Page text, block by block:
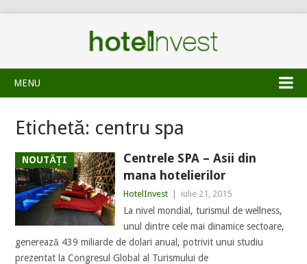
MENU
Etichetă: centru spa
NOUTĂȚI
Centrele SPA – Asii din
mana hotelierilor
HotelInvest iulie 21, 2015
La nivel mondial, turismul de wellness,
unul dintre cele mai dinamice sectoare,
generează 439 miliarde de dolari anual, potrivit unui studiu
prezentat la Congresul Global al Turismului de